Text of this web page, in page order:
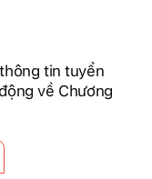
tin tuyển
về Chương